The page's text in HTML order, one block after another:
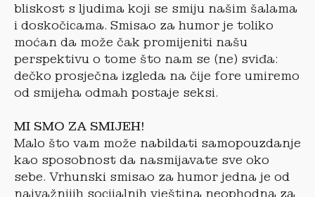
bliskost s ljudima koji se smiju našim šalama
i doskočicama. Smisao za humor je toliko
moćan da može čak promijeniti našu
perspektivu o tome što nam se (ne) sviđa:
dečko prosječna izgleda na čije fore umiremo
od smijeha odmah postaje seksi.
MI SMO ZA SMIJEH!
Malo što vam može nabildati samopouzdanje
kao sposobnost da nasmijavate sve oko
sebe. Vrhunski smisao za humor jedna je od
najvažnijih socijalnih vještina neophodna za